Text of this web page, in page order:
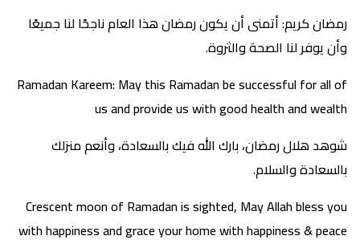
رمضان كريم: أتمنى أن يكون رمضان هذا العام ناجحًا لنا جميعًا
وأن يوفر لنا الصحة والثروة.
Ramadan Kareem: May this Ramadan be successful for all of
us and provide us with good health and wealth
شوهد هلال رمضان، بارك الله فيك بالسعادة، وأنعم منزلك
بالسعادة والسلام.
Crescent moon of Ramadan is sighted, May Allah bless you
with happiness and grace your home with happiness & peace